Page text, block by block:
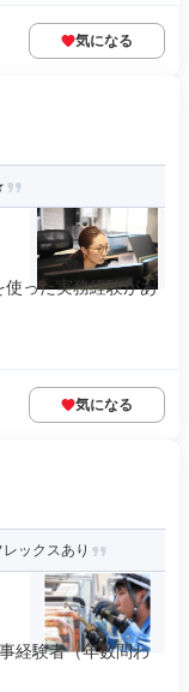
気になる
った実務経験があ
気になる
ックスあり
経験者（年数問わ